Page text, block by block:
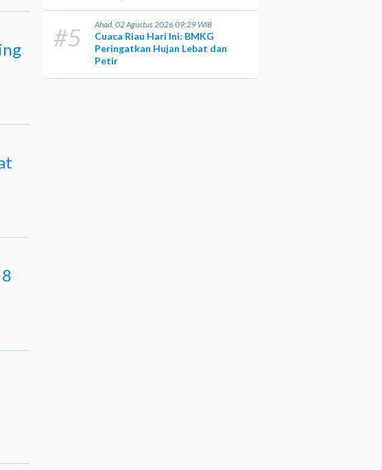
#5 Ahad, 02 Agustus 2026 09:29 WIB
Cuaca Riau Hari Ini: BMKG
Peringatkan Hujan Lebat dan
Petir